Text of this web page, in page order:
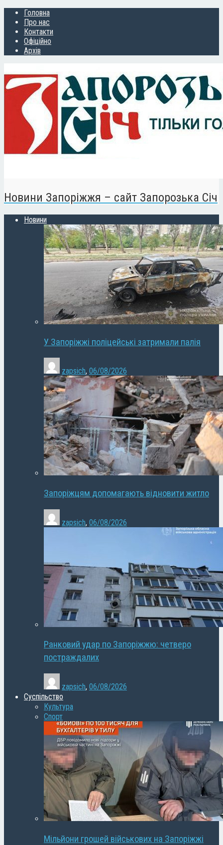
Головна
Про нас
Контакти
Офіційно
Архів
Новини Запоріжжя – сайт Запорозька Січ
Новини
У Запоріжжі поліцейські затримали палія
zapsich, 06/08/2026
Запоріжцям допомагають відновити житло
zapsich, 06/08/2026
Ранковий удар по Запоріжжю: четверо
постраждалих
zapsich, 06/08/2026
Суспільство
Культура
Спорт
Мільйони грошей військових на Запоріжжі